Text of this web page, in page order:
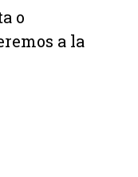
o
a la